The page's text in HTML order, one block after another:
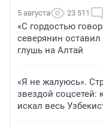
5 августа 23 511
«С гордостью
северянин
глушь на Алтай
«Я не жалуюсь».
звездой соцсетей:
искал весь